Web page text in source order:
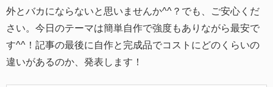
外とバカにならないと思いませんか^^？でも、ご安心くだ
さい。今日のテーマは簡単自作で強度もありながら最安で
す^^！記事の最後に自作と完成品でコストにどのくらいの
違いがあるのか、発表します！